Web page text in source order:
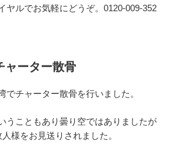
ヤルでお気軽にどうぞ。0120-009-352
ャーター散骨
でチャーター散骨を行いました。
うこともあり曇り空ではありましたが
様をお見送りされました。